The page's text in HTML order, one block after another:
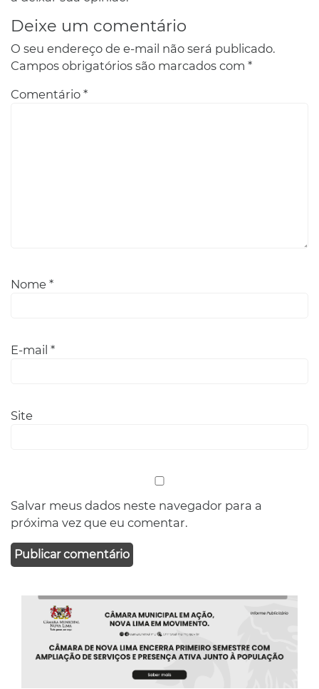
Deixe um comentário
O seu endereço de e-mail não será publicado.
Campos obrigatórios são marcados com *
Comentário *
Nome *
E-mail *
Site
Salvar meus dados neste navegador para a
próxima vez que eu comentar.